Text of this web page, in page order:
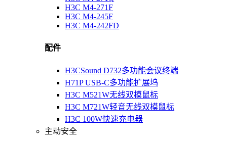
H3C M4-271F
H3C M4-245F
H3C M4-242FD
配件
H3CSound D732多功能会议终端
H71P USB-C多功能扩展坞
H3C M521W无线双模鼠标
H3C M721W轻音无线双模鼠标
H3C 100W快速充电器
主动安全